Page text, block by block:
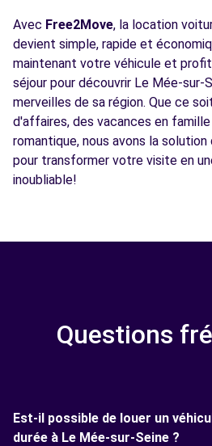
Avec Free2Move, la location
devient simple, rapide et
maintenant votre véhicule et
séjour pour découvrir Le Mée-
merveilles de sa région. Que ce
d'affaires, des vacances en
romantique, nous avons la
pour transformer votre visite en
inoubliable!
Questions
Est-il possible de louer un
durée à Le Mée-sur-Seine ?